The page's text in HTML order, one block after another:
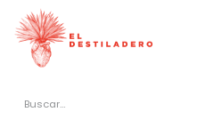
Ir al contenido